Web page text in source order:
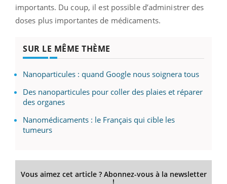
importants. Du coup, il est possible d’administrer des
doses plus importantes de médicaments.
SUR LE MÊME THÈME
Nanoparticules : quand Google nous soignera tous
Des nanoparticules pour coller des plaies et réparer
des organes
Nanomédicaments : le Français qui cible les
tumeurs
Vous aimez cet article ? Abonnez-vous à la newsletter
!